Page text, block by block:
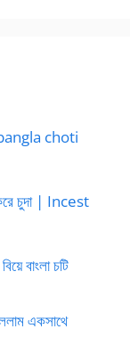
bangla choti
চুদা | Incest
বাংলা চটি
একসাথে